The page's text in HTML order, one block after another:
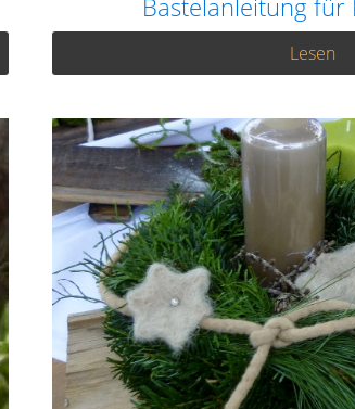
Bastelanleitung für
Lesen